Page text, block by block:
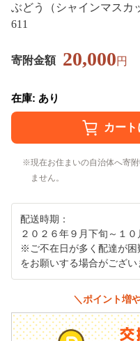
ぶどう（シャインマス
611
寄附金額 20,000円
在庫: あり
現在お住まいの自治体へ寄
ません。
配送時期：
２０２６年９月下旬～１０
※ご不在日が多く配達が困
をお願いする場合がござい
＼ポイント増